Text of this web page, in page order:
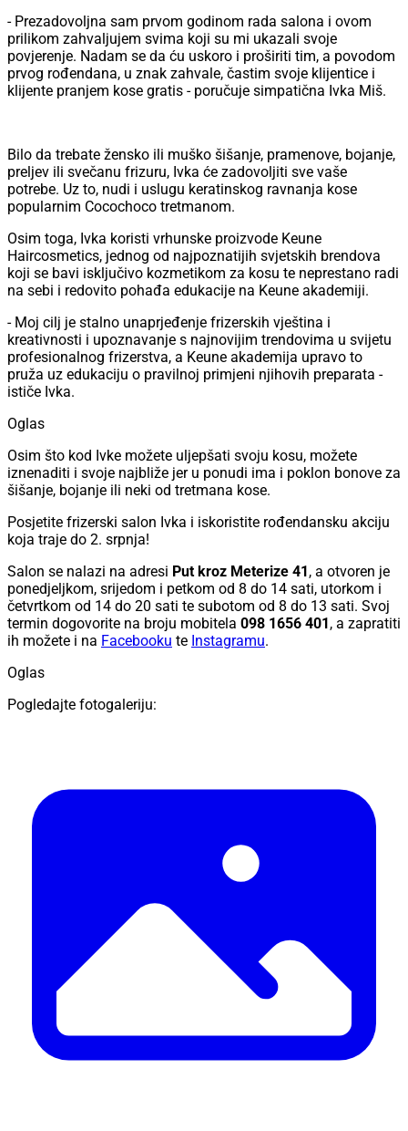
- Prezadovoljna sam prvom godinom rada salona i ovom
prilikom zahvaljujem svima koji su mi ukazali svoje
povjerenje. Nadam se da ću uskoro i proširiti tim, a povodom
prvog rođendana, u znak zahvale, častim svoje klijentice i
klijente pranjem kose gratis - poručuje simpatična Ivka Miš.
Bilo da trebate žensko ili muško šišanje, pramenove, bojanje,
preljev ili svečanu frizuru, Ivka će zadovoljiti sve vaše
potrebe. Uz to, nudi i uslugu keratinskog ravnanja kose
popularnim Cocochoco tretmanom.
Osim toga, Ivka koristi vrhunske proizvode Keune
Haircosmetics, jednog od najpoznatijih svjetskih brendova
koji se bavi isključivo kozmetikom za kosu te neprestano radi
na sebi i redovito pohađa edukacije na Keune akademiji.
- Moj cilj je stalno unaprjeđenje frizerskih vještina i
kreativnosti i upoznavanje s najnovijim trendovima u svijetu
profesionalnog frizerstva, a Keune akademija upravo to
pruža uz edukaciju o pravilnoj primjeni njihovih preparata -
ističe Ivka.
Oglas
Osim što kod Ivke možete uljepšati svoju kosu, možete
iznenaditi i svoje najbliže jer u ponudi ima i poklon bonove za
šišanje, bojanje ili neki od tretmana kose.
Posjetite frizerski salon Ivka i iskoristite rođendansku akciju
koja traje do 2. srpnja!
Salon se nalazi na adresi Put kroz Meterize 41 , a otvoren je
ponedjeljkom, srijedom i petkom od 8 do 14 sati, utorkom i
četvrtkom od 14 do 20 sati te subotom od 8 do 13 sati. Svoj
termin dogovorite na broju mobitela 098 1656 401 , a zapratiti
ih možete i na Facebooku te Instagramu.
Oglas
Pogledajte fotogaleriju: